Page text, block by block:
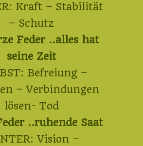
Kraft – Stabilität
– Schutz
Feder ..alles hat
seine Zeit
Befreiung –
– Verbindungen
lösen- Tod
..ruhende Saat
Vision –